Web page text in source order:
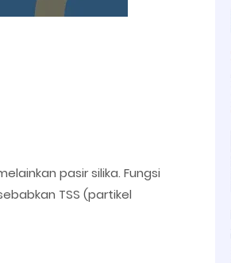
pasir silika. Fungsi
TSS (partikel